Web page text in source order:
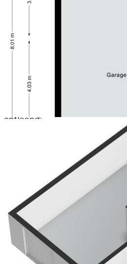
- Nabij alle voorzieningen en
Voor de exacte maten in deze
bijgevoegde plattegronden.
Voor het maken van een
opnemen met verkopend
Houtem (06-20269830).
Disclaimer;
* Aan deze presentatie
ontleend;
* De waarborgsom/
koopsom. De koper dient
het financieringsvoorbehoud is
desbetreffende notaris te
* Koper is te allen tijde
rekening een bouwkundige
verrichten dan wel andere
teneinde een goed inzicht te
van onderhoud;
* Ter bescherming van de
als verkoper, wordt
koopovereenkomst met
onroerende zaak eerst dan
koper en verkoper de
getekend